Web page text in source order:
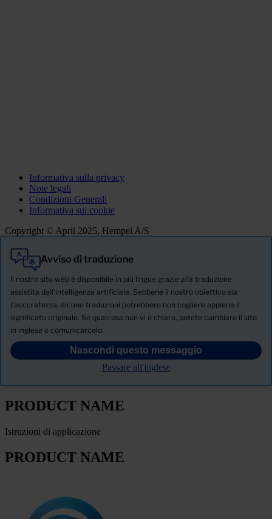
Informativa sulla privacy
Note legali
Condizioni Generali
Informativa sui cookie
Copyright © April 2025, Hempel A/S
Avviso di traduzione
Il nostro sito web è disponibile in più lingue grazie alla traduzione
assistita dall'intelligenza artificiale. Sebbene il nostro obiettivo sia
l'accuratezza, alcune traduzioni potrebbero non cogliere appieno il
significato originale. Se qualcosa non vi è chiaro, potete cambiare il sito
in inglese o comunicarcelo.
Nascondi questo messaggio
Passare all'inglese
Tutti
Prodotti
SCHEDA TECNICA DI SICUREZZA
PRODUCT NAME
FILTRO
PRODUCT NAME
Istruzioni di applicazione
PRODUCT NAME